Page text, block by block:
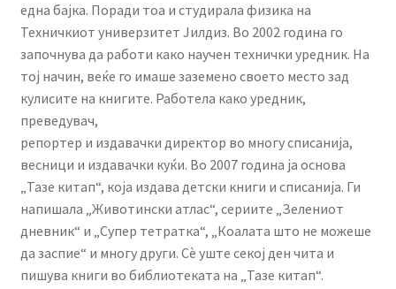
една бајка. Поради тоа и студирала физика на
Техничкиот универзитет Јилдиз. Во 2002 година го
започнува да работи како научен технички уредник. На
тој начин, веќе го имаше заземено своето место зад
кулисите на книгите. Работела како уредник,
преведувач,
репортер и издавачки директор во многу списанија,
весници и издавачки куќи. Во 2007 година ја основа
„Тазе китап“, која издава детски книги и списанија. Ги
напишала „Животински атлас“, сериите „Зелениот
дневник“ и „Супер тетратка“, „Коалата што не можеше
да заспие“ и многу други. Сè уште секој ден чита и
пишува книги во библиотеката на „Тазе китап“.